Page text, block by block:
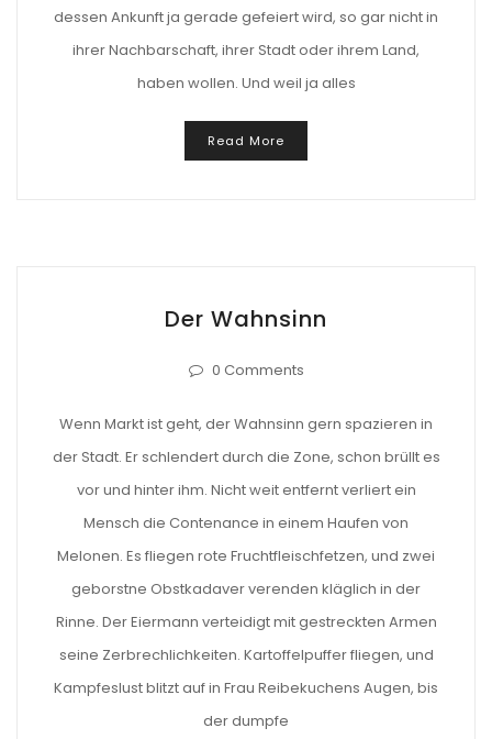
dessen Ankunft ja gerade gefeiert wird, so gar nicht in
ihrer Nachbarschaft, ihrer Stadt oder ihrem Land,
haben wollen. Und weil ja alles
Read More
Der Wahnsinn
0 Comments
Wenn Markt ist geht, der Wahnsinn gern spazieren in
der Stadt. Er schlendert durch die Zone, schon brüllt es
vor und hinter ihm. Nicht weit entfernt verliert ein
Mensch die Contenance in einem Haufen von
Melonen. Es fliegen rote Fruchtfleischfetzen, und zwei
geborstne Obstkadaver verenden kläglich in der
Rinne. Der Eiermann verteidigt mit gestreckten Armen
seine Zerbrechlichkeiten. Kartoffelpuffer fliegen, und
Kampfeslust blitzt auf in Frau Reibekuchens Augen, bis
der dumpfe